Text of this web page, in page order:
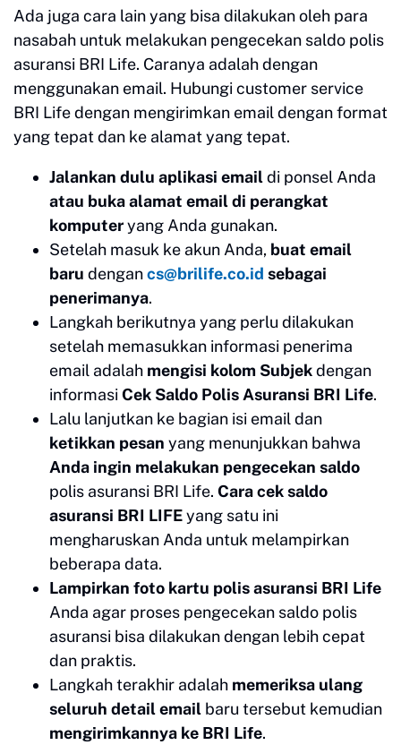
Ada juga cara lain yang bisa dilakukan oleh para
nasabah untuk melakukan pengecekan saldo polis
asuransi BRI Life. Caranya adalah dengan
menggunakan email. Hubungi customer service
BRI Life dengan mengirimkan email dengan format
yang tepat dan ke alamat yang tepat.
Jalankan dulu aplikasi emaildi ponsel Anda
atau buka alamat email di perangkat
komputeryang Anda gunakan.
Setelah masuk ke akun Anda, buat email
baru dengancs@brilife.co.id sebagai
penerimanya.
Langkah berikutnya yang perlu dilakukan
setelah memasukkan informasi penerima
email adalah mengisi kolom Subjekdengan
informasi Cek Saldo Polis Asuransi BRI Life.
Lalu lanjutkan ke bagian isi email dan
ketikkan pesan yang menunjukkan bahwa
Anda ingin melakukan pengecekan saldo
polis asuransi BRI Life. Cara cek saldo
asuransi BRI LIFEyang satu ini
mengharuskan Anda untuk melampirkan
beberapa data.
Lampirkan foto kartu polis asuransi BRI Life
Anda agar proses pengecekan saldo polis
asuransi bisa dilakukan dengan lebih cepat
dan praktis.
Langkah terakhir adalah memeriksa ulang
seluruh detail email baru tersebut kemudian
mengirimkannya ke BRI Life.